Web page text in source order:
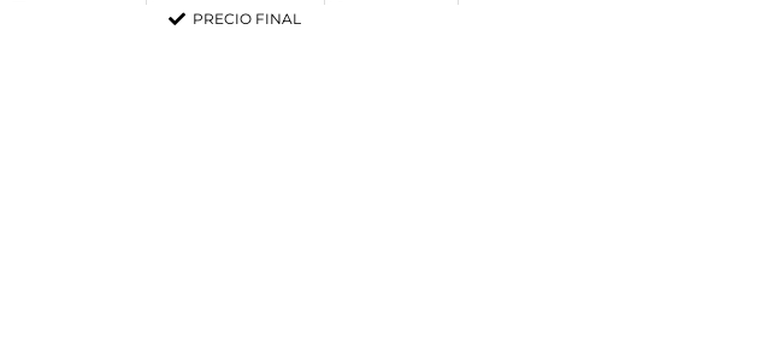
PRECIO FINAL